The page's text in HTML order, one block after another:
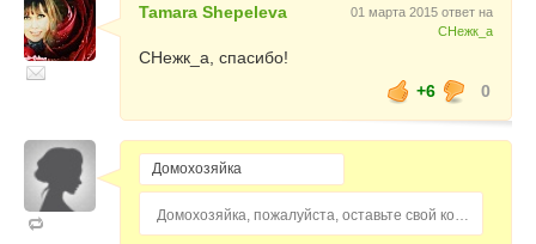
Tamara Shepeleva
01 марта 2015 ответ на
СНежк_а
СНежк_а, спасибо!
+6
0
Домохозяйка, пожалуйста, оставьте свой комментарий...